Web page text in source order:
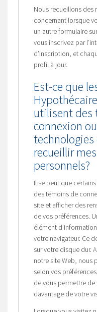
Nous recueillons des
concernant lorsque
un autre formulaire
vous inscrivez par
d’inscription, et
profil à jour.
Est-ce que
utilisent des
connexion
recueillir
personnels?
Il se peut que
des témoins de
site et afficher des
de vos préférences.
élément
votre navigateur. Ce
sur votre disque dur.
notre site Web, nous
selon vos
de vous permettre
davantage de votre